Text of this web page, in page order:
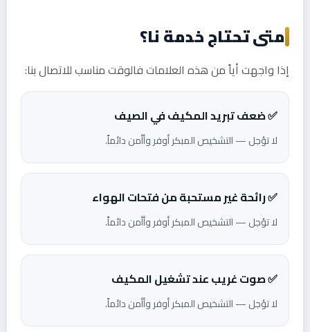
متى تحتاج خدمة نا؟
إذا واجهت أياً من هذه العلامات فالوقت مناسب للاتصال بنا:
✅ ضعف تبريد المكيف في الصيف
لا تؤجل — التشخيص المبكر أوفر وأأمن دائماً.
✅ رائحة غير مستحبة من فتحات الهواء
لا تؤجل — التشخيص المبكر أوفر وأأمن دائماً.
✅ صوت غريب عند تشغيل المكيف
لا تؤجل — التشخيص المبكر أوفر وأأمن دائماً.